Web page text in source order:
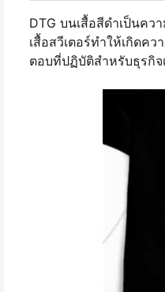
DTG บนเสื้อสีดำเป็นค
เสื้อสวีเตอร์ทําให้เกิดค
ตอบที่ปฏิบัติสําหรับธุรกิจ